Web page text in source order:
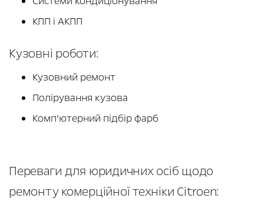
КПП і АКПП
Кузовні роботи:
Кузовний ремонт
Полірування кузова
Комп’ютерний підбір фарб
Переваги для юридичних осіб щодо
ремонту комерційної техніки Citroen: